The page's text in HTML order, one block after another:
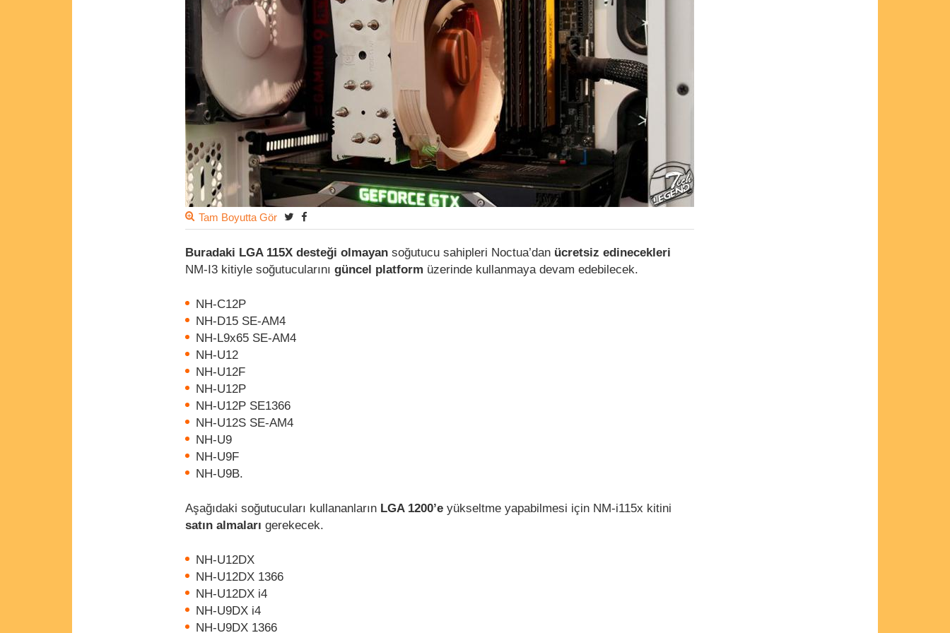
Tam Boyutta Gör
Buradaki LGA 115X desteği olmayan soğutucu sahipleri Noctua’dan ücretsiz edinecekleri
NM-I3 kitiyle soğutucularını güncel platform üzerinde kullanmaya devam edebilecek.
NH-C12P
NH-D15 SE-AM4
NH-L9x65 SE-AM4
NH-U12
NH-U12F
NH-U12P
NH-U12P SE1366
NH-U12S SE-AM4
NH-U9
NH-U9F
NH-U9B.
Aşağıdaki soğutucuları kullananların LGA 1200’e yükseltme yapabilmesi için NM-i115x kitini
satın almaları gerekecek.
NH-U12DX
NH-U12DX 1366
NH-U12DX i4
NH-U9DX i4
NH-U9DX 1366